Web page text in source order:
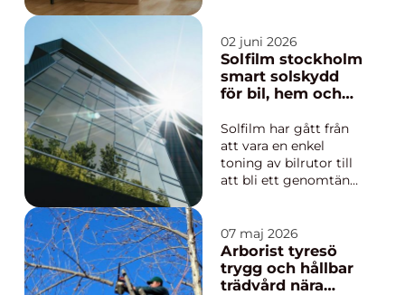
logistiken och
kostnaderna spelar
större roll, och valet
av flyttfirma påverkar
slutresultatet. Med
rätt...
02 juni 2026
Solfilm stockholm
smart solskydd
för bil, hem och
Solfilm har gått från
att vara en enkel
toning av bilrutor till
att bli ett genomtänkt
energieffektivitet. I en
stad som Stockholm,
med stark vår- och
sommarsol men
07 maj 2026
Arborist tyresö
trygg och hållbar
trädvård nära